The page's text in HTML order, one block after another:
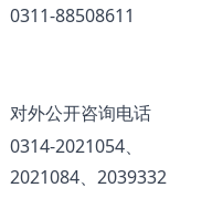
0311-88508611
对外公开咨询电话
0314-2021054、
2021084、2039332